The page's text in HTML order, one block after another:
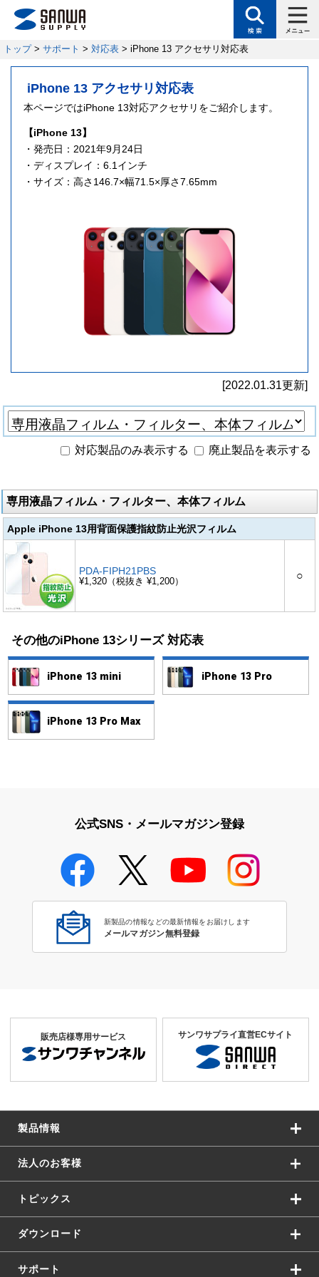
トップ> サポート > 対応表 > iPhone 13 アクセサリ対応表
iPhone 13 アクセサリ対応表
本ページではiPhone 13対応アクセサリをご紹介します。
【iPhone 13】
・発売日：2021年9月24日
・ディスプレイ：6.1インチ
・サイズ：高さ146.7×幅71.5×厚さ7.65mm
[2022.01.31更新]
対応製品のみ表示する 廃止製品を表示する
専用液晶フィルム・フィルター、本体フィルム
Apple iPhone 13用背面保護指紋防止光沢フィルム
PDA-FIPH21PBS
¥1,320（税抜き ¥1,200） ○
その他のiPhone 13シリーズ 対応表
iPhone 13 mini iPhone 13 Pro
iPhone 13 Pro Max
公式SNS・メールマガジン登録
新製品の情報などの最新情報をお届けします
メールマガジン無料登録
販売店様専用サービス サンワサプライ直営ECサイト
製品情報
法人のお客様
トピックス
ダウンロード
サポート